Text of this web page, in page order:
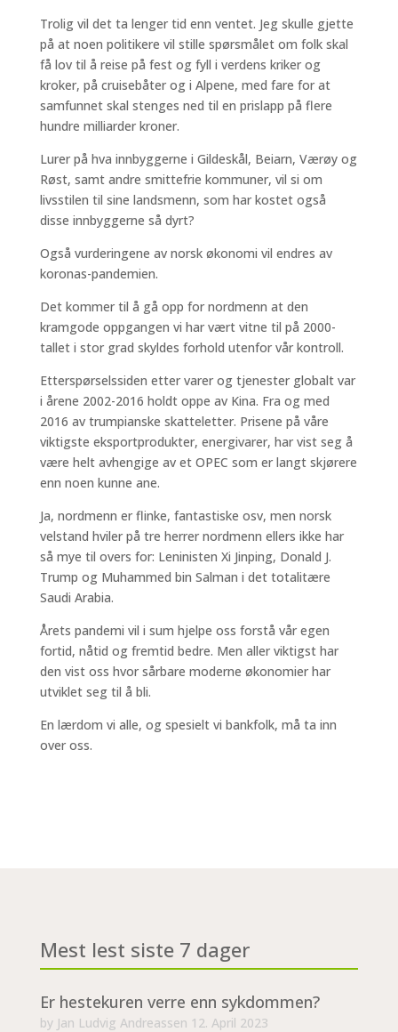
Trolig vil det ta lenger tid enn ventet. Jeg skulle gjette
på at noen politikere vil stille spørsmålet om folk skal
få lov til å reise på fest og fyll i verdens kriker og
kroker, på cruisebåter og i Alpene, med fare for at
samfunnet skal stenges ned til en prislapp på flere
hundre milliarder kroner.
Lurer på hva innbyggerne i Gildeskål, Beiarn, Værøy og
Røst, samt andre smittefrie kommuner, vil si om
livsstilen til sine landsmenn, som har kostet også
disse innbyggerne så dyrt?
Også vurderingene av norsk økonomi vil endres av
koronas-pandemien.
Det kommer til å gå opp for nordmenn at den
kramgode oppgangen vi har vært vitne til på 2000-
tallet i stor grad skyldes forhold utenfor vår kontroll.
Etterspørselssiden etter varer og tjenester globalt var
i årene 2002-2016 holdt oppe av Kina. Fra og med
2016 av trumpianske skatteletter. Prisene på våre
viktigste eksportprodukter, energivarer, har vist seg å
være helt avhengige av et OPEC som er langt skjørere
enn noen kunne ane.
Ja, nordmenn er flinke, fantastiske osv, men norsk
velstand hviler på tre herrer nordmenn ellers ikke har
så mye til overs for: Leninisten Xi Jinping, Donald J.
Trump og Muhammed bin Salman i det totalitære
Saudi Arabia.
Årets pandemi vil i sum hjelpe oss forstå vår egen
fortid, nåtid og fremtid bedre. Men aller viktigst har
den vist oss hvor sårbare moderne økonomier har
utviklet seg til å bli.
En lærdom vi alle, og spesielt vi bankfolk, må ta inn
over oss.
Mest lest siste 7 dager
Er hestekuren verre enn sykdommen?
by Jan Ludvig Andreassen 12. April 2023